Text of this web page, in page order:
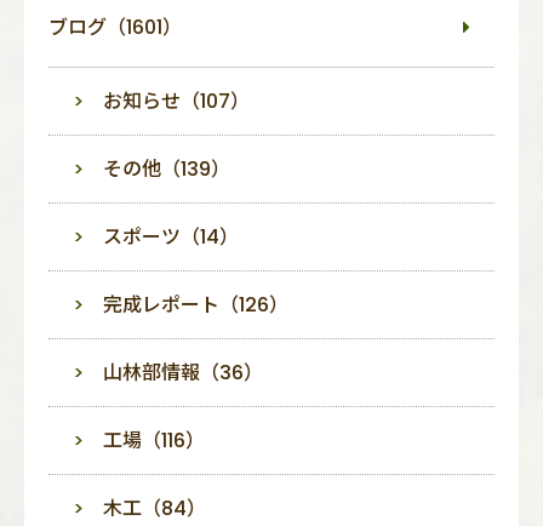
ブログ（1601）
お知らせ（107）
その他（139）
スポーツ（14）
完成レポート（126）
山林部情報（36）
工場（116）
木工（84）